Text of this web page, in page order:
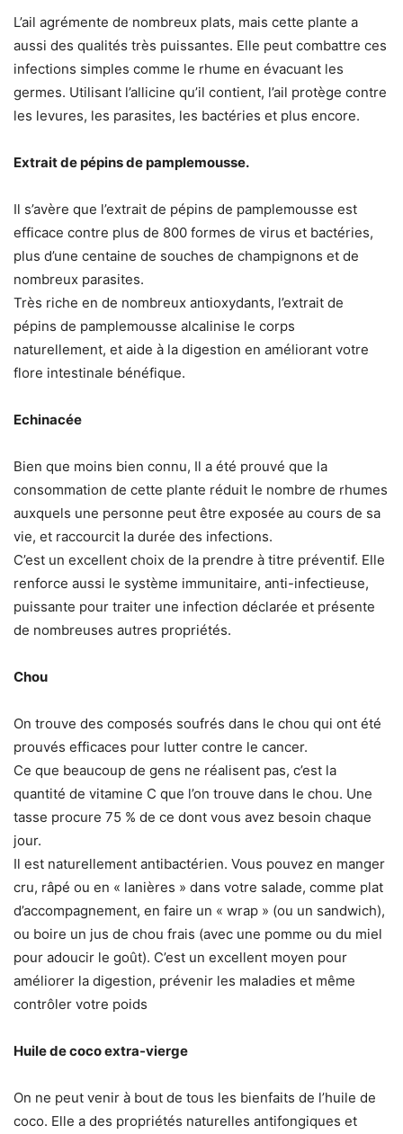
L’ail agrémente de nombreux plats, mais cette plante a
aussi des qualités très puissantes. Elle peut combattre ces
infections simples comme le rhume en évacuant les
germes. Utilisant l’allicine qu’il contient, l’ail protège contre
les levures, les parasites, les bactéries et plus encore.
Extrait de pépins de pamplemousse.
Il s’avère que l’extrait de pépins de pamplemousse est
efficace contre plus de 800 formes de virus et bactéries,
plus d’une centaine de souches de champignons et de
nombreux parasites.
Très riche en de nombreux antioxydants, l’extrait de
pépins de pamplemousse alcalinise le corps
naturellement, et aide à la digestion en améliorant votre
flore intestinale bénéfique.
Echinacée
Bien que moins bien connu, Il a été prouvé que la
consommation de cette plante réduit le nombre de rhumes
auxquels une personne peut être exposée au cours de sa
vie, et raccourcit la durée des infections.
C’est un excellent choix de la prendre à titre préventif. Elle
renforce aussi le système immunitaire, anti-infectieuse,
puissante pour traiter une infection déclarée et présente
de nombreuses autres propriétés.
Chou
On trouve des composés soufrés dans le chou qui ont été
prouvés efficaces pour lutter contre le cancer.
Ce que beaucoup de gens ne réalisent pas, c’est la
quantité de vitamine C que l’on trouve dans le chou. Une
tasse procure 75 % de ce dont vous avez besoin chaque
jour.
Il est naturellement antibactérien. Vous pouvez en manger
cru, râpé ou en « lanières » dans votre salade, comme plat
d’accompagnement, en faire un « wrap » (ou un sandwich),
ou boire un jus de chou frais (avec une pomme ou du miel
pour adoucir le goût). C’est un excellent moyen pour
améliorer la digestion, prévenir les maladies et même
contrôler votre poids
Huile de coco extra-vierge
On ne peut venir à bout de tous les bienfaits de l’huile de
coco. Elle a des propriétés naturelles antifongiques et